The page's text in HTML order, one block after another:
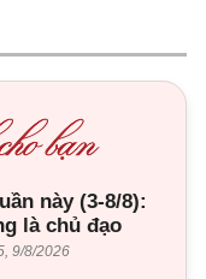
này (3-8/8):
là chủ đạo
9/8/2026